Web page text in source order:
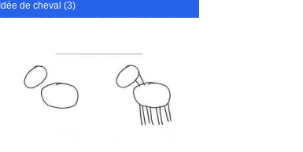
Idée de cheval (3)